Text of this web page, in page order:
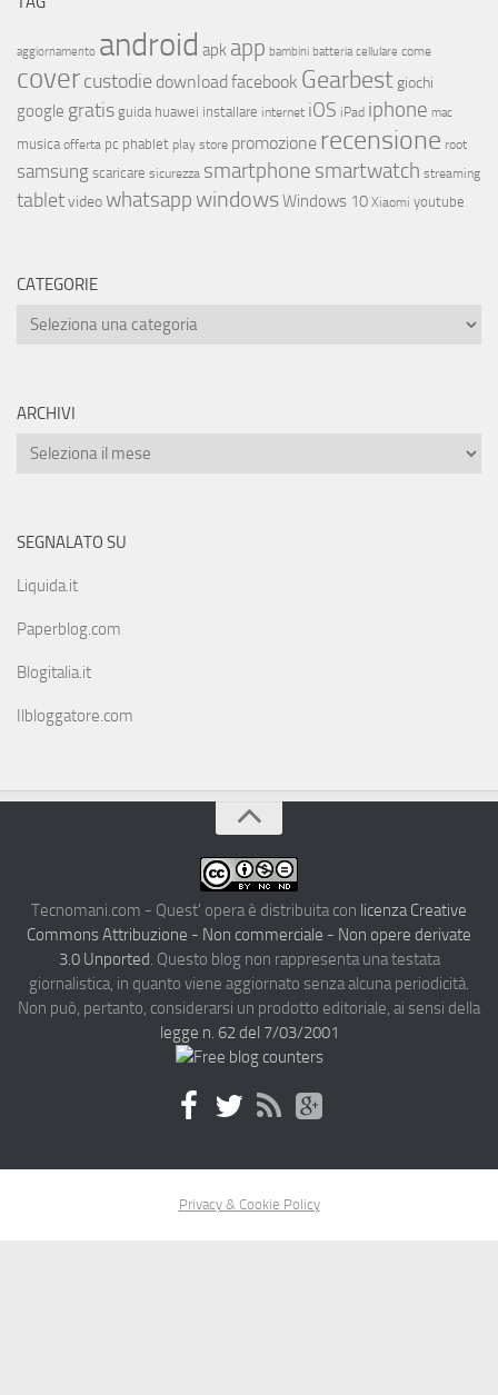
aggiornamento android apk app bambini batteria cellulare come
covercustodie download facebook Gearbest giochi
google gratis guida huawei installare internet iOS iPad iphone mac
musica offerta pc phablet play store promozione recensione root
samsungscaricare sicurezza smartphone smartwatch streaming
tabletvideowhatsappwindowsWindows 10 Xiaomi youtube
CATEGORIE
ARCHIVI
SEGNALATO SU
Liquida.it
Paperblog.com
Blogitalia.it
Ilbloggatore.com
Tecnomani.com - Quest' opera è distribuita con licenza Creative
Commons Attribuzione - Non commerciale - Non opere derivate
3.0 Unported. Questo blog non rappresenta una testata
giornalistica, in quanto viene aggiornato senza alcuna periodicità.
Non può, pertanto, considerarsi un prodotto editoriale, ai sensi della
legge n. 62 del 7/03/2001
Privacy & Cookie Policy